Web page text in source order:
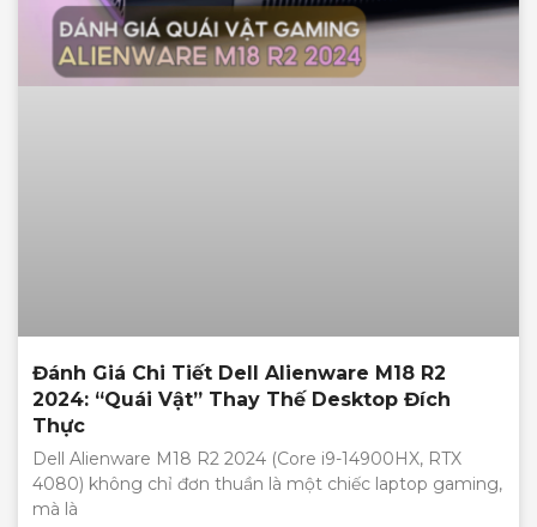
Đánh Giá Chi Tiết Dell Alienware M18 R2
2024: “Quái Vật” Thay Thế Desktop Đích
Thực
Dell Alienware M18 R2 2024 (Core i9-14900HX, RTX
4080) không chỉ đơn thuần là một chiếc laptop gaming,
mà là